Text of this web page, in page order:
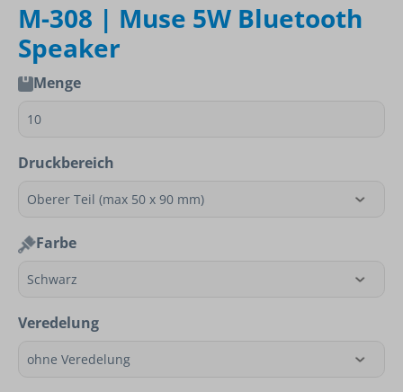
M-308 | Muse 5W Bluetooth
Speaker
Menge
Druckbereich
Farbe
Veredelung